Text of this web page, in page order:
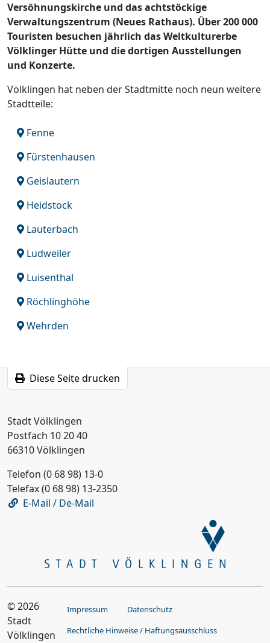
Versöhnungskirche und das achtstöckige
Verwaltungszentrum (Neues Rathaus). Über 200 000
Touristen besuchen jährlich das Weltkulturerbe
Völklinger Hütte und die dortigen Ausstellungen
und Konzerte.
Völklingen hat neben der Stadtmitte noch neun weitere
Stadtteile:
Fenne
Fürstenhausen
Geislautern
Heidstock
Lauterbach
Ludweiler
Luisenthal
Röchlinghöhe
Wehrden
Diese Seite drucken
Stadt Völklingen
Postfach 10 20 40
66310 Völklingen
Telefon (0 68 98) 13-0
Telefax (0 68 98) 13-2350
E-Mail / De-Mail
© 2026
Stadt
Völklingen
Impressum
Datenschutz
Rechtliche Hinweise / Haftungsausschluss